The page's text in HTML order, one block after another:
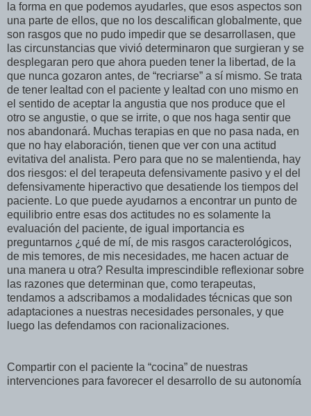
la forma en que podemos ayudarles, que esos aspectos son
una parte de ellos, que no los descalifican globalmente, que
son rasgos que no pudo impedir que se desarrollasen, que
las circunstancias que vivió determinaron que surgieran y se
desplegaran pero que ahora pueden tener la libertad, de la
que nunca gozaron antes, de “recriarse” a sí mismo. Se trata
de tener lealtad con el paciente y lealtad con uno mismo en
el sentido de aceptar la angustia que nos produce que el
otro se angustie, o que se irrite, o que nos haga sentir que
nos abandonará. Muchas terapias en que no pasa nada, en
que no hay elaboración, tienen que ver con una actitud
evitativa del analista. Pero para que no se malentienda, hay
dos riesgos: el del terapeuta defensivamente pasivo y el del
defensivamente hiperactivo que desatiende los tiempos del
paciente. Lo que puede ayudarnos a encontrar un punto de
equilibrio entre esas dos actitudes no es solamente la
evaluación del paciente, de igual importancia es
preguntarnos ¿qué de mí, de mis rasgos caracterológicos,
de mis temores, de mis necesidades, me hacen actuar de
una manera u otra? Resulta imprescindible reflexionar sobre
las razones que determinan que, como terapeutas,
tendamos a adscribamos a modalidades técnicas que son
adaptaciones a nuestras necesidades personales, y que
luego las defendamos con racionalizaciones.
Compartir con el paciente la “cocina” de nuestras
intervenciones para favorecer el desarrollo de su autonomía